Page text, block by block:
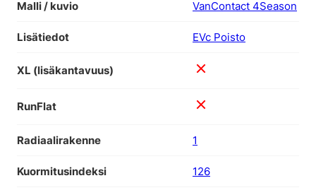
Malli / kuvio VanContact 4Season
Lisätiedot EVc Poisto
XL (lisäkantavuus)
RunFlat
Radiaalirakenne 1
Kuormitusindeksi 126